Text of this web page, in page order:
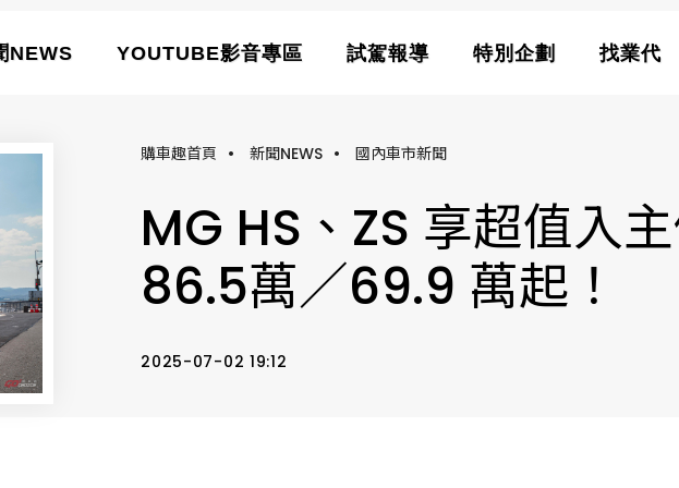
NEWS YOUTUBE影音專區 試駕報導 特別企劃 找業代
購車趣首頁 • 新聞NEWS • 國內車市新聞
MG HS、ZS 享超值入
86.5萬／69.9 萬起！
2025-07-02 19:12